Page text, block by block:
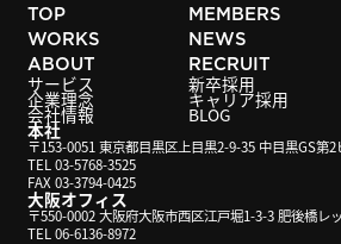
本社
〒153-0051 東京都目黒区上目黒2-9-35 中目黒GS第2
TEL 03-5768-3525
FAX 03-3794-0425
大阪オフィス
〒550-0002 大阪府大阪市西区江戸堀1-3-3 肥後橋レ
TEL 06-6136-8972
TOP
WORKS
ABOUT
サービス
企業理念
会社情報
MEMBERS
NEWS
RECRUIT
新卒採用
キャリア採用
BLOG